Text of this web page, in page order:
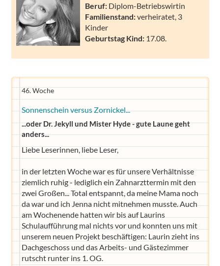
Beruf: Diplom-Betriebswirtin
Familienstand:verheiratet, 3
Kinder
Geburtstag Kind: 17.08.
46. Woche
Sonnenschein versus Zornickel...
...oder Dr. Jekyll und Mister Hyde - gute Laune geht
anders...
Liebe Leserinnen, liebe Leser,
in der letzten Woche war es für unsere Verhältnisse
ziemlich ruhig - lediglich ein Zahnarzttermin mit den
zwei Großen... Total entspannt, da meine Mama noch
da war und ich Jenna nicht mitnehmen musste. Auch
am Wochenende hatten wir bis auf Laurins
Schulaufführung mal nichts vor und konnten uns mit
unserem neuen Projekt beschäftigen: Laurin zieht ins
Dachgeschoss und das Arbeits- und Gästezimmer
rutscht runter ins 1. OG.